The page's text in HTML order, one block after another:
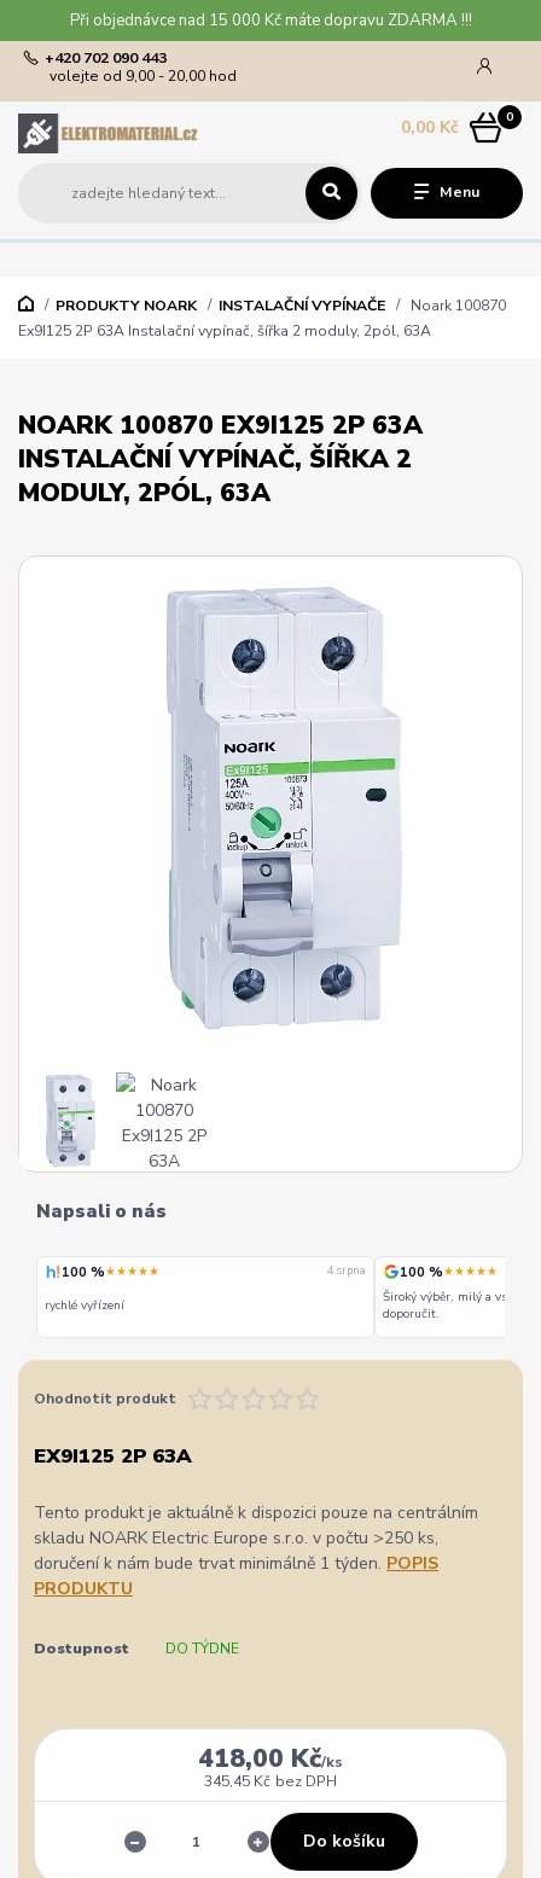
Při objednávce nad 15 000 Kč máte dopravu ZDARMA !!!
Menu
+420 702 090 443
volejte od 9,00 - 20,00 hod
0
0,00 Kč
PRODUKTY NOARK INSTALAČNÍ VYPÍNAČE
Noark 100870
Ex9I125 2P 63A Instalační vypínač, šířka 2 moduly, 2pól, 63A
NOARK 100870 EX9I125 2P 63A
INSTALAČNÍ VYPÍNAČ, ŠÍŘKA 2
MODULY, 2PÓL, 63A
Napsali o nás
100 %★★★★★ 4. srpna
rychlé vyřízení
100 %★★★★★
Široký výběr, milý a
doporučit.
Ohodnotit produkt
EX9I125 2P 63A
Tento produkt je aktuálně k dispozici pouze na centrálním
skladu NOARK Electric Europe s.r.o. v počtu >250 ks,
doručení k nám bude trvat minimálně 1 týden. POPIS
PRODUKTU
Dostupnost DO TÝDNE
418,00 Kč/ks
345,45 Kč bez DPH
Do košíku